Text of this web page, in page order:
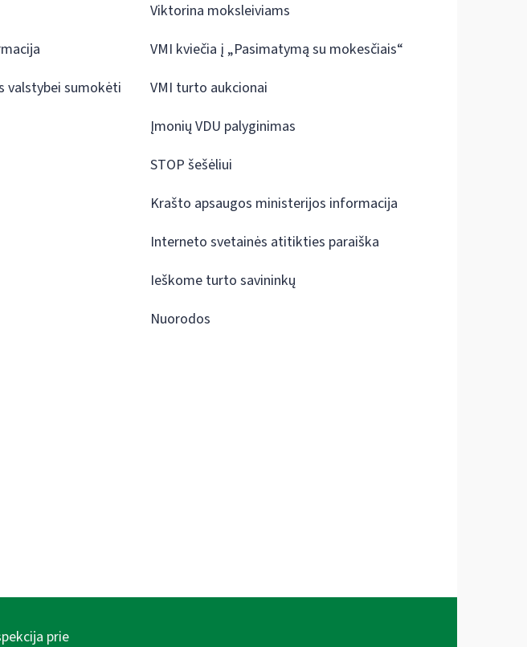
valstybei sumokėti
Viktorina moksleiviams
VMI kviečia į „Pasimatymą su mokesčiais“
VMI turto aukcionai
Įmonių VDU palyginimas
STOP šešėliui
Krašto apsaugos ministerijos informacija
Interneto svetainės atitikties paraiška
Ieškome turto savininkų
Nuorodos
prie